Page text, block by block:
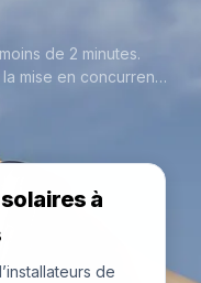
de 2 minutes.
mise en concurrence
à
de